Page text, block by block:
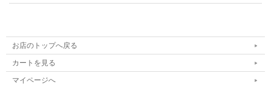
お店のトップへ戻る
カートを見る
マイページへ